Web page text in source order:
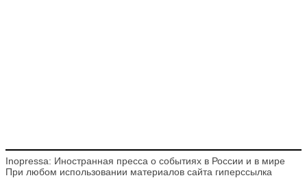
Inopressa: Иностранная пресса о событиях в России и в мире
При любом использовании материалов сайта гиперссылка